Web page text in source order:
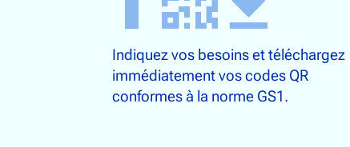
Indiquez vos besoins et téléchargez
immédiatement vos codes QR
conformes à la norme GS1.